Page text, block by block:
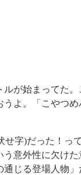
が始まってた
よ。「こやつ
字)だった！っ
意外性に欠けた
じる登場人物」